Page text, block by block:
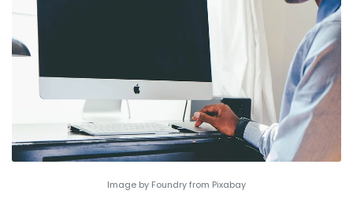
Image by Foundry from Pixabay